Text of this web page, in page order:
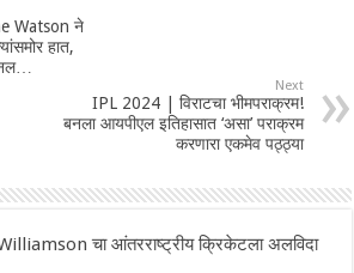
Watson ने
हात,
Next
IPL 2024 | विराटचा भीमपराक्रम!
बनला आयपीएल इतिहासात ‘असा’ पराक्रम
करणारा एकमेव पठ्ठ्या
चा आंतरराष्ट्रीय क्रिकेटला अलविदा